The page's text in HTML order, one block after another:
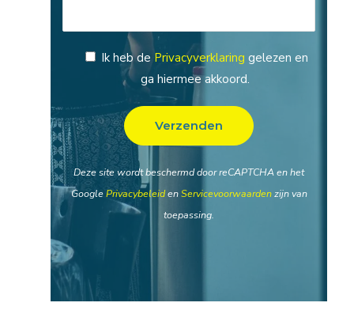
Ik heb dePrivacyverklaring gelezen en
ga hiermee akkoord.
Deze site wordt beschermd door reCAPTCHA en het
GooglePrivacybeleidenServicevoorwaardenzijn van
toepassing.